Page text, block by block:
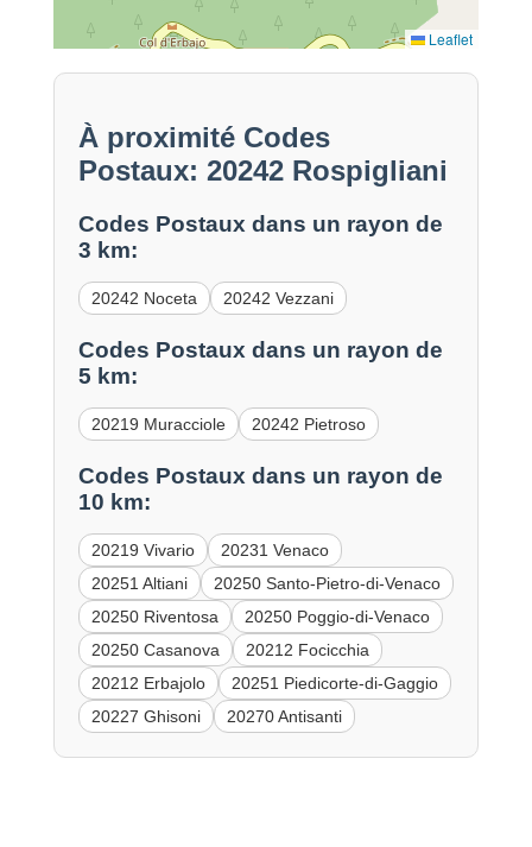
Leaflet
À proximité Codes
Postaux: 20242 Rospigliani
Codes Postaux dans un rayon de
3 km:
20242 Noceta 20242 Vezzani
Codes Postaux dans un rayon de
5 km:
20219 Muracciole 20242 Pietroso
Codes Postaux dans un rayon de
10 km:
20219 Vivario
20231 Venaco
20251 Altiani
20250 Santo-Pietro-di-Venaco
20250 Riventosa
20250 Poggio-di-Venaco
20250 Casanova
20212 Focicchia
20212 Erbajolo
20251 Piedicorte-di-Gaggio
20227 Ghisoni
20270 Antisanti